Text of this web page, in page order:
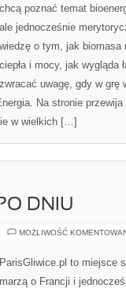
chcą poznać temat
ale jednocześnie
wiedzę o tym, jak biomasa
ciepła i mocy, jak wygląda
zwracać uwagę, gdy w grę
Na stronie
w wielkich […]
DNIU
MOŻLIWOŚĆ
ParisGliwice.pl to miejsce
marzą o Francji i